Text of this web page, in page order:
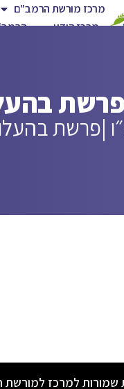
מרכז מורשת הרמב"ם
מרכז הידע
פרשת
|פרשת
שמורות למרכז